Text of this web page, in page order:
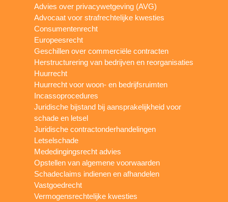
Advies over privacywetgeving (AVG)
Advocaat voor strafrechtelijke kwesties
Consumentenrecht
Europeesrecht
Geschillen over commerciële contracten
Herstructurering van bedrijven en reorganisaties
Huurrecht
Huurrecht voor woon- en bedrijfsruimten
Incassoprocedures
Juridische bijstand bij aansprakelijkheid voor
schade en letsel
Juridische contractonderhandelingen
Letselschade
Mededingingsrecht advies
Opstellen van algemene voorwaarden
Schadeclaims indienen en afhandelen
Vastgoedrecht
Vermogensrechtelijke kwesties